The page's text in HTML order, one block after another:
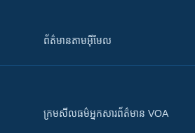
ព័ត៌មាន​តាម​អ៊ីមែល
ក្រម​​​សីលធម៌​​​អ្នក​​​សារព័ត៌មាន VOA